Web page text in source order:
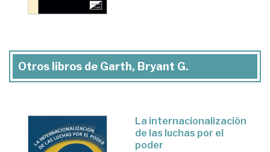
Otros libros de Garth, Bryant G.
La internacionalización
de las luchas por el
poder